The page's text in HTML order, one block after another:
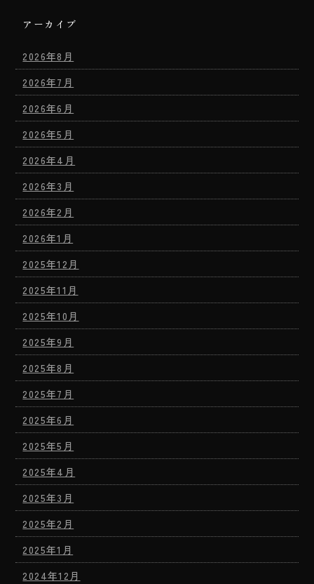
アーカイブ
2026年8月
2026年7月
2026年6月
2026年5月
2026年4月
2026年3月
2026年2月
2026年1月
2025年12月
2025年11月
2025年10月
2025年9月
2025年8月
2025年7月
2025年6月
2025年5月
2025年4月
2025年3月
2025年2月
2025年1月
2024年12月